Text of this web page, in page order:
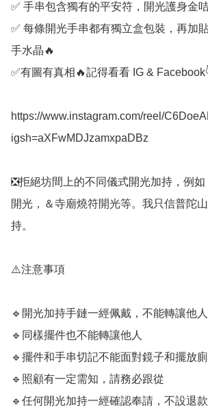
✅️ 手串包含獨有的平安符，開光護身金
✅️ 每條開光手串都有獨立盒包裝，再加
手水晶🔥
✅️有圖有真相🔥記得看看 IG &
https://www.instagram.com/reel/
igsh=aXFwMDJzamxpaDBz
❎️拒絕坊間上的不同儀式開光加持，例
開光，＆寺廟燒符開光等。我只信普陀
持。
⚠️注意事項
🔹️開光加持手鏈一經佩戴，不能轉讓他人
🔹️同樣擺件也不能轉讓他人
🔹️擺件和手串切記不能面對鏡子和擺放
🔹️照顧有一定需知，請務必跟從
🔹️任何開光加持一經確認奉請，不設退款